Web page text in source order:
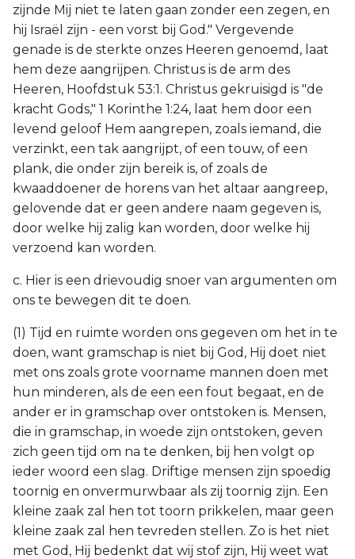
zijnde Mij niet te laten gaan zonder een zegen, en
hij Israël zijn - een vorst bij God." Vergevende
genade is de sterkte onzes Heeren genoemd, laat
hem deze aangrijpen. Christus is de arm des
Heeren, Hoofdstuk 53:1. Christus gekruisigd is "de
kracht Gods," 1 Korinthe 1:24, laat hem door een
levend geloof Hem aangrepen, zoals iemand, die
verzinkt, een tak aangrijpt, of een touw, of een
plank, die onder zijn bereik is, of zoals de
kwaaddoener de horens van het altaar aangreep,
gelovende dat er geen andere naam gegeven is,
door welke hij zalig kan worden, door welke hij
verzoend kan worden.
c. Hier is een drievoudig snoer van argumenten om
ons te bewegen dit te doen.
(1) Tijd en ruimte worden ons gegeven om het in te
doen, want gramschap is niet bij God, Hij doet niet
met ons zoals grote voorname mannen doen met
hun minderen, als de een een fout begaat, en de
ander er in gramschap over ontstoken is. Mensen,
die in gramschap, in woede zijn ontstoken, geven
zich geen tijd om na te denken, bij hen volgt op
ieder woord een slag. Driftige mensen zijn spoedig
toornig en onvermurwbaar als zij toornig zijn. Een
kleine zaak zal hen tot toorn prikkelen, maar geen
kleine zaak zal hen tevreden stellen. Zo is het niet
met God, Hij bedenkt dat wij stof zijn, Hij weet wat